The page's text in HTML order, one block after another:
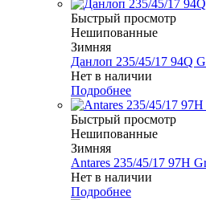
Быстрый просмотр
Нешипованные
Зимняя
Данлоп 235/45/17 94Q
Нет в наличии
Подробнее
Быстрый просмотр
Нешипованные
Зимняя
Antares 235/45/17 97H
Нет в наличии
Подробнее